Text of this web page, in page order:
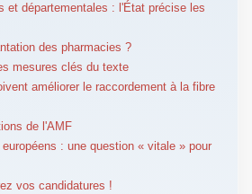
et départementales : l'État précise les
des pharmacies ?
mesures clés du texte
améliorer le raccordement à la fibre
de l'AMF
: une question « vitale » pour
vos candidatures !